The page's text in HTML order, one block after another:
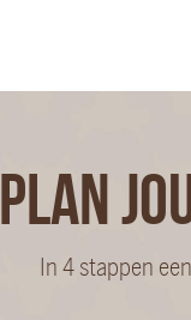
PLAN
In 4 stappen